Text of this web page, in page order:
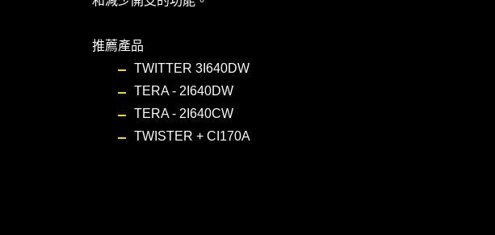
推薦產品
TWITTER 3I640DW
TERA - 2I640DW
TERA - 2I640CW
TWISTER + CI170A